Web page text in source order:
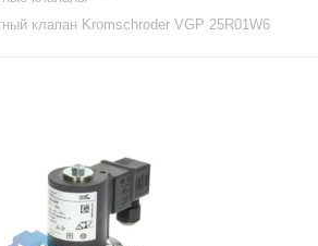
клапан Kromschroder VGP 25R01W6